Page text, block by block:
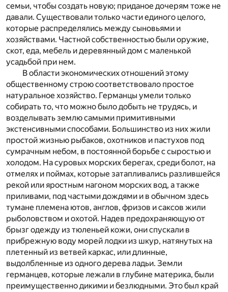
семьи, чтобы создать новую; приданое дочерям тоже не
давали. Существовали только части единого целого,
которые распределялись между сыновьями и
хозяйствами. Частной собственностью были оружие,
скот, еда, мебель и деревянный дом с маленькой
усадьбой при нем.
В области экономических отношений этому
общественному строю соответствовало простое
натуральное хозяйство. Германцы умели только
собирать то, что можно было добыть не трудясь, и
возделывать землю самыми примитивными
экстенсивными способами. Большинство из них жили
простой жизнью рыбаков, охотников и пастухов под
сумрачным небом, в постоянной борьбе с сыростью и
холодом. На суровых морских берегах, среди болот, на
отмелях и поймах, которые затапливались разлившейся
рекой или яростным нагоном морских вод, а также
приливами, под частыми дождями и в обычном здесь
тумане племена ютов, англов, фризов и саксов жили
рыболовством и охотой. Надев предохраняющую от
брызг одежду из тюленьей кожи, они спускали в
прибрежную воду морей лодки из шкур, натянутых на
плетенный из ветвей каркас, или длинные,
выдолбленные из одного дерева ладьи. Земли
германцев, которые лежали в глубине материка, были
преимущественно дикими и безлюдными. Это был край